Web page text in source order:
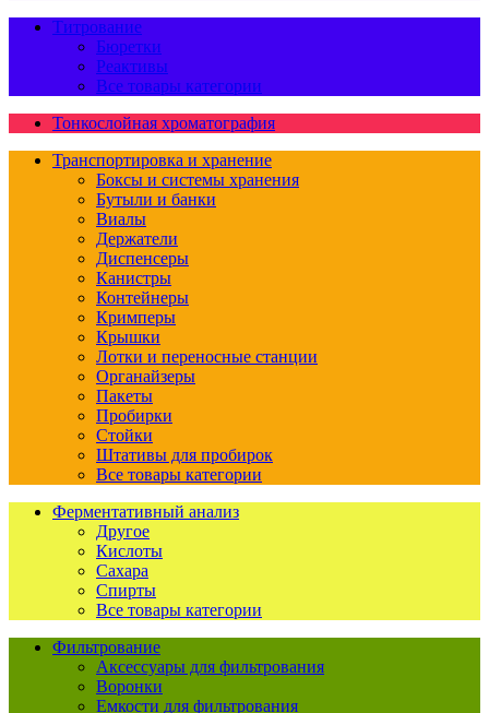
Титрование
Бюретки
Реактивы
Все товары категории
Тонкослойная хроматография
Транспортировка и хранение
Боксы и системы хранения
Бутыли и банки
Виалы
Держатели
Диспенсеры
Канистры
Контейнеры
Кримперы
Крышки
Лотки и переносные станции
Органайзеры
Пакеты
Пробирки
Стойки
Штативы для пробирок
Все товары категории
Ферментативный анализ
Другое
Кислоты
Сахара
Спирты
Все товары категории
Фильтрование
Аксессуары для фильтрования
Воронки
Емкости для фильтрования